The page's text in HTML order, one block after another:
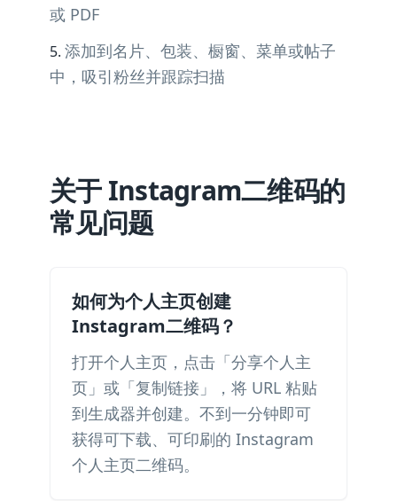
或 PDF
添加到名片、包装、橱窗、菜单或帖子
中，吸引粉丝并跟踪扫描
关于 Instagram二维码的
常见问题
如何为个人主页创建
Instagram二维码？
打开个人主页，点击「分享个人主
页」或「复制链接」，将 URL 粘贴
到生成器并创建。不到一分钟即可
获得可下载、可印刷的 Instagram
个人主页二维码。